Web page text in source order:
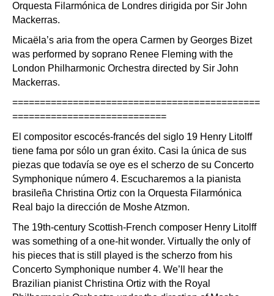
Orquesta Filarmónica de Londres dirigida por Sir John
Mackerras.
Micaëla’s aria from the opera Carmen by Georges Bizet
was performed by soprano Renee Fleming with the
London Philharmonic Orchestra directed by Sir John
Mackerras.
=============================================
============================
El compositor escocés-francés del siglo 19 Henry Litolff
tiene fama por sólo un gran éxito. Casi la única de sus
piezas que todavía se oye es el scherzo de su Concerto
Symphonique número 4. Escucharemos a la pianista
brasileña Christina Ortiz con la Orquesta Filarmónica
Real bajo la dirección de Moshe Atzmon.
The 19th-century Scottish-French composer Henry Litolff
was something of a one-hit wonder. Virtually the only of
his pieces that is still played is the scherzo from his
Concerto Symphonique number 4. We’ll hear the
Brazilian pianist Christina Ortiz with the Royal